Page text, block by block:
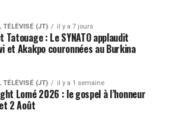
TÉLÉVISÉ (JT) il y a 7 jours
Tatouage : Le SYNATO applaudit
et Akakpo couronnées au Burkina
TÉLÉVISÉ (JT) il y a 1 semaine
Lomé 2026 : le gospel à l’honneur
2 Août